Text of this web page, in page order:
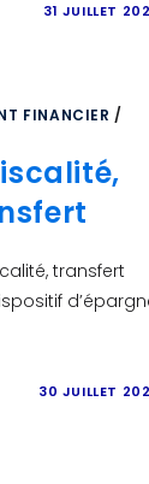
31 JUILLET
FINANCIER /
transfert
30 JUILLET